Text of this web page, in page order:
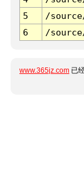
5
/
6
/
www.365jz.com 已